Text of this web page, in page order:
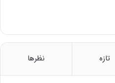
تازه نظرها